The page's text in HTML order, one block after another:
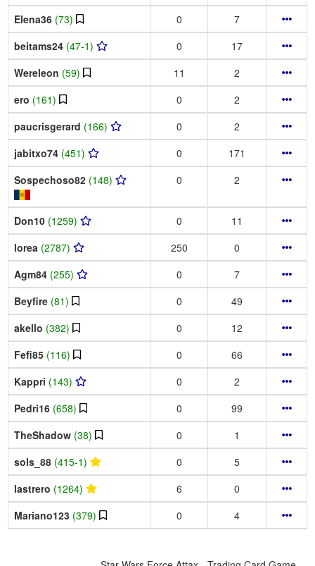
Elena36 (73) 0
7
beitams24 (47-1) 0
17
Wereleon (59) 11
2
ero (161) 0
2
paucrisgerard (166) 0
2
jabitxo74 (451) 0
171
Sospechoso82 (148) 0 2
Don10 (1259) 0
11
lorea (2787) 250
0
Agm84 (255) 0
7
Beyfire (81) 0
49
akello (382) 0
12
Fefi85 (116) 0
66
Kappri (143) 0
2
Pedri16 (658) 0
99
TheShadow (38) 0
1
sols_88 (415-1) 0
5
lastrero (1264) 6
0
Mariano123 (379) 0 4